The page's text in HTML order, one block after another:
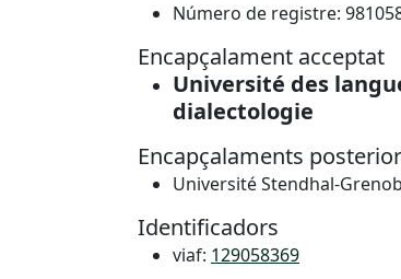
Número de registre:
Encapçalament acceptat
Université des
dialectologie
Encapçalaments
Université Stendhal-
Identificadors
viaf: 129058369